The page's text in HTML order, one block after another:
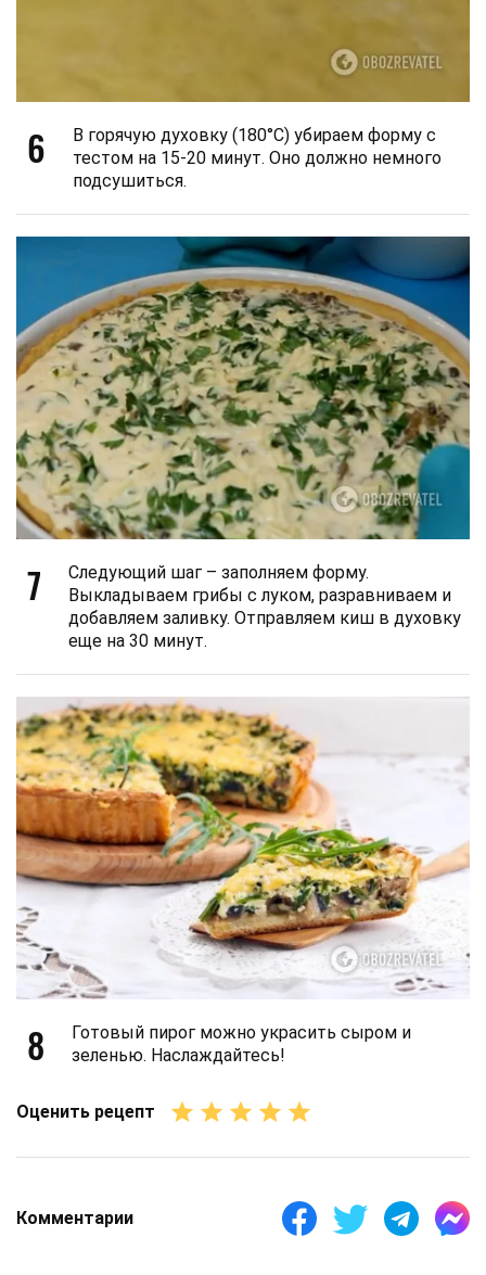
6
В горячую духовку (180°С) убираем форму с
тестом на 15-20 минут. Оно должно немного
подсушиться.
7
Следующий шаг – заполняем форму.
Выкладываем грибы с луком, разравниваем и
добавляем заливку. Отправляем киш в духовку
еще на 30 минут.
8
Готовый пирог можно украсить сыром и
зеленью. Наслаждайтесь!
Оценить рецепт
Комментарии